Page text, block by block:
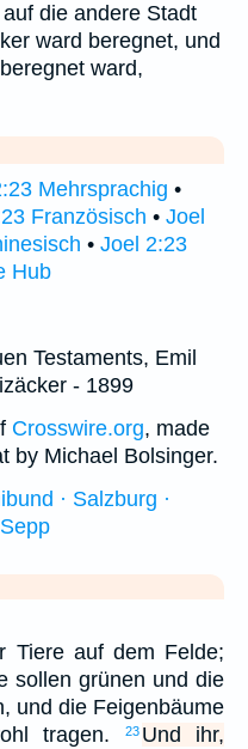
die andere Stadt
ward beregnet, und
ward,
Mehrsprachig •
Französisch • Joel
• Joel 2:23
Hub
Testaments, Emil
- 1899
Crosswire.org, made
by Michael Bolsinger.
· Salzburg ·
Tiere auf dem Felde;
sollen grünen und die
und die Feigenbäume
tragen.
23 Und ihr,